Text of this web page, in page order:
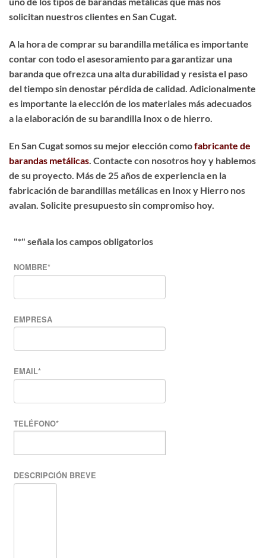
solicitan nuestros clientes en San Cugat.
A la hora de comprar su barandilla metálicaes importante
contar con todo el asesoramiento para garantizar una
baranda que ofrezca una alta durabilidad y resista el paso
del tiempo sin denostar pérdida de calidad. Adicionalmente
es importante la elección de los materiales más adecuados
a la elaboración de su barandilla Inox o de hierro.
En San Cugat somos su mejor elección comofabricante de
barandas metálicas . Contacte con nosotros hoy y hablemos
de su proyecto. Más de 25 años de experiencia en la
fabricación de barandillas metálicas en Inox y Hierro nos
avalan. Solicite presupuesto sin compromiso hoy.
"*" señala los campos obligatorios
NOMBRE*
EMPRESA
EMAIL*
TELÉFONO*
DESCRIPCIÓN BREVE